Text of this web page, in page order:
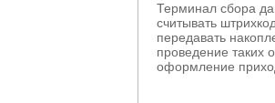
Терминал сбора
считывать
передавать
проведение таких
оформление